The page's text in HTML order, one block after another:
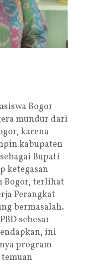
Bogor
mundur dari
karena
kabupaten
Bupati
ketegasan
Bogor, terlihat
Perangkat
bermasalah.
sebesar
ini
program